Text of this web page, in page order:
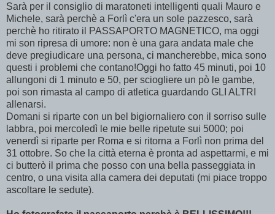
Sarà per il consiglio di maratoneti intelligenti quali Mauro e
Michele, sarà perchè a Forlì c'era un sole pazzesco, sarà
perchè ho ritirato il PASSAPORTO MAGNETICO, ma oggi
mi son ripresa di umore: non è una gara andata male che
deve pregiudicare una persona, ci mancherebbe, mica sono
questi i problemi che contano!Oggi ho fatto 45 minuti, poi 10
allungoni di 1 minuto e 50, per sciogliere un pò le gambe,
poi son rimasta al campo di atletica guardando GLI ALTRI
allenarsi.
Domani si riparte con un bel bigiornaliero con il sorriso sulle
labbra, poi mercoledì le mie belle ripetute sui 5000; poi
venerdì si riparte per Roma e si ritorna a Forlì non prima del
31 ottobre. So che la città eterna è pronta ad aspettarmi, e mi
ci butterò il prima che posso con una bella passeggiata in
centro, o una visita alla camera dei deputati (mi piace troppo
ascoltare le sedute).